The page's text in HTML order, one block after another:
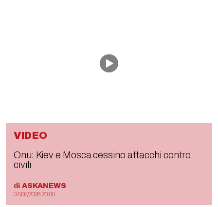
VIDEO
Onu: Kiev e Mosca cessino attacchi contro
civili
di ASKANEWS
07/08/2026 20:00